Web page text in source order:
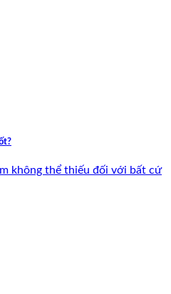
không thể thiếu đối với bất cứ